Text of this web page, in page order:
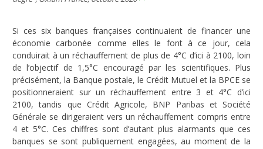
Si ces six banques françaises continuaient de financer une
économie carbonée comme elles le font à ce jour, cela
conduirait à un réchauffement de plus de 4°C d’ici à 2100, loin
de l’objectif de 1,5°C encouragé par les scientifiques. Plus
précisément, la Banque postale, le Crédit Mutuel et la BPCE se
positionneraient sur un réchauffement entre 3 et 4°C d’ici
2100, tandis que Crédit Agricole, BNP Paribas et Société
Générale se dirigeraient vers un réchauffement compris entre
4 et 5°C. Ces chiffres sont d’autant plus alarmants que ces
banques se sont publiquement engagées, au moment de la